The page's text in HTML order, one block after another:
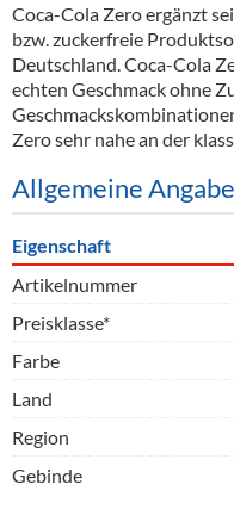
Coca-Cola Zero ergänzt
bzw. zuckerfreie
Deutschland. Coca-Cola
echten Geschmack ohne
Zero sehr nahe an der
Allgemeine
Eigenschaft
Artikelnummer
Preisklasse*
Farbe
Land
Region
Gebinde